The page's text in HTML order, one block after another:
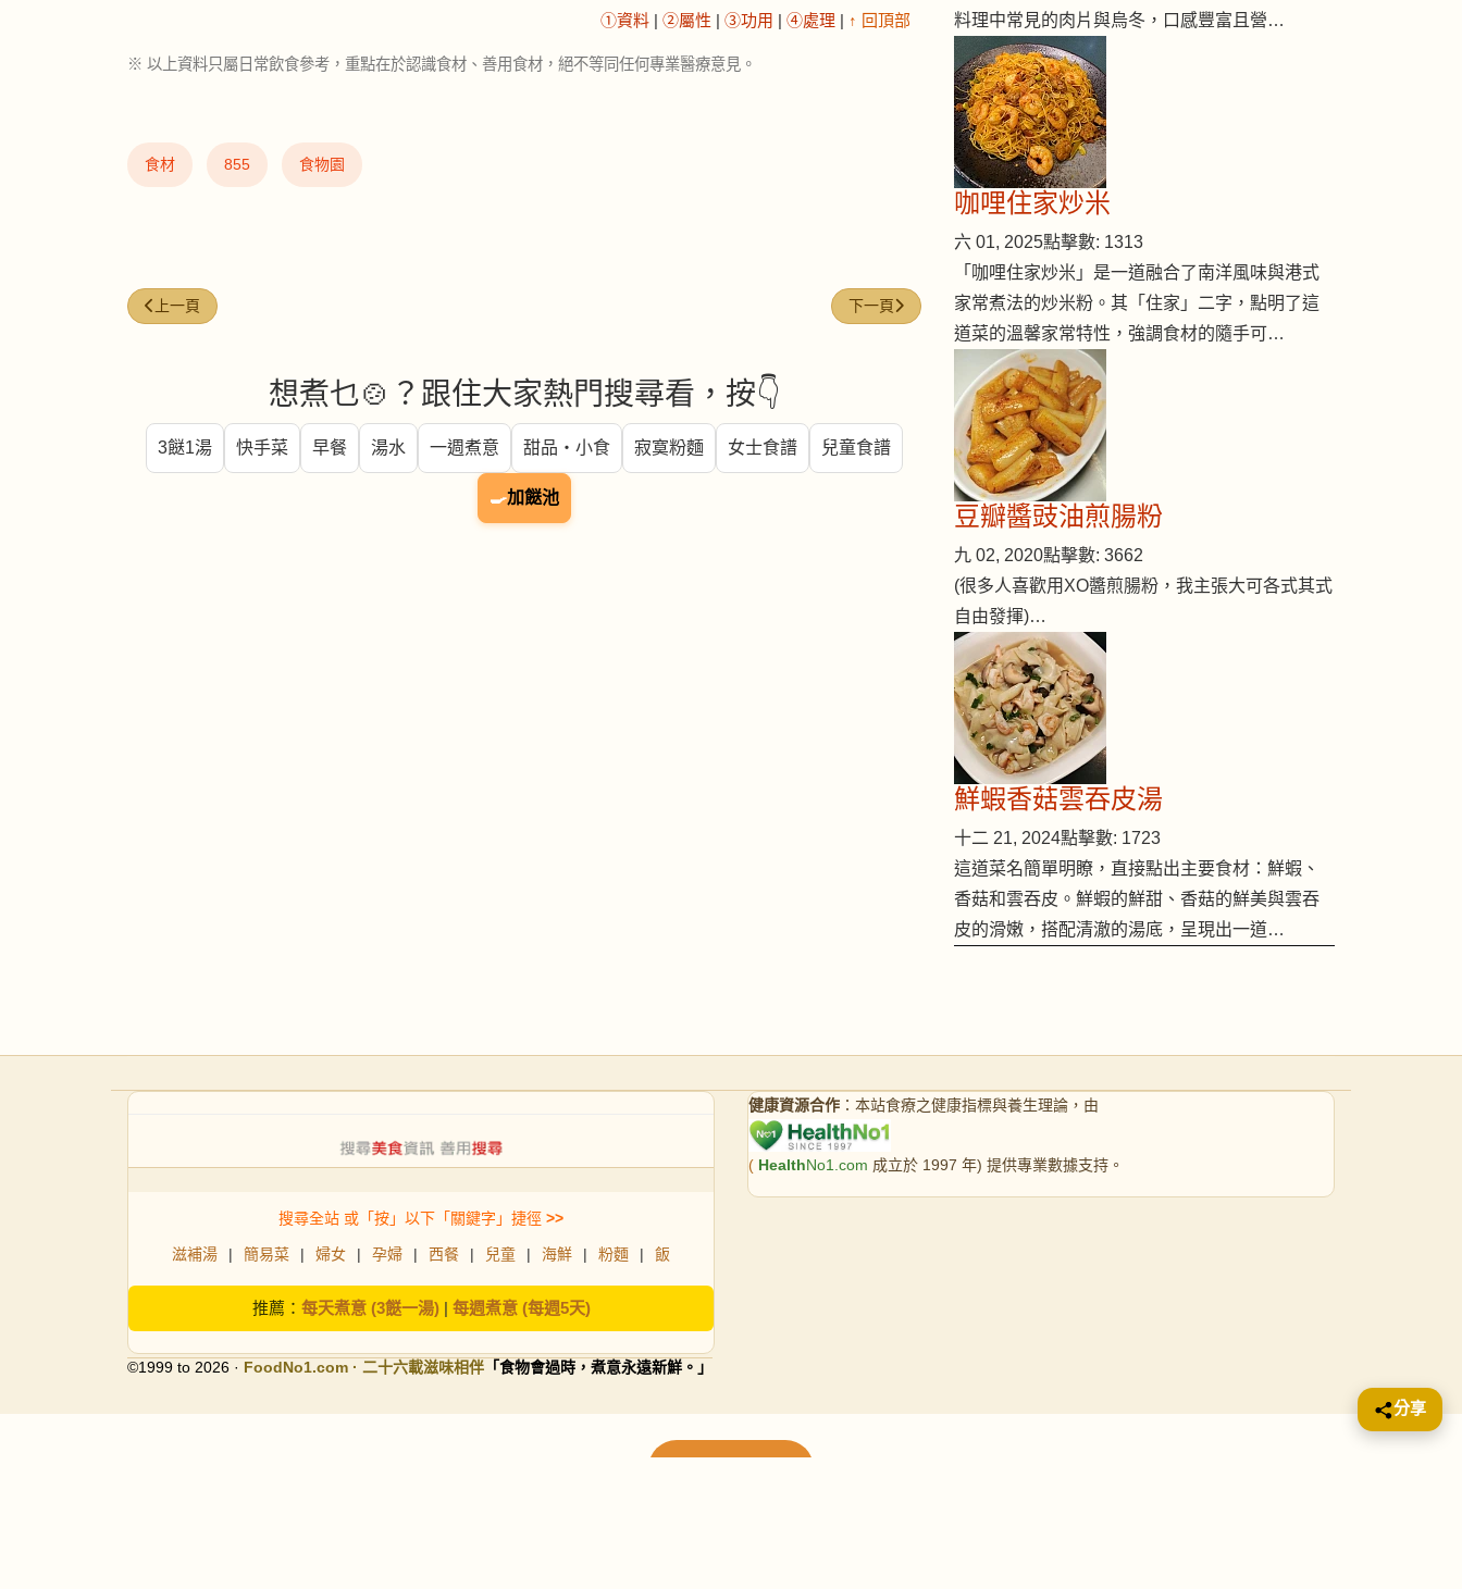
①資料 | ②屬性 | ③功用 | ④處理 | ↑ 回頂部
※ 以上資料只屬日常飲食參考，重點在於認識食材、善用食材，絕不等同任何專業醫療意見。
食材 855 食物園
上一篇文章: 孢子甘藍 (brussels-sprouts)
上一頁 下一篇文章: 芝士（乳酪） (cheese)
下一頁
想煮乜🍲？跟住大家熱門搜尋看，按👇
3餸1湯 快手菜 早餐 湯水 一週煮意 甜品・小食 寂寞粉麵 女士食譜 兒童食譜
🍳加餸池
料理中常見的肉片與烏冬，口感豐富且營…
咖哩住家炒米
六 01, 2025點擊數: 1313
「咖哩住家炒米」是一道融合了南洋風味與港式
家常煮法的炒米粉。其「住家」二字，點明了這
道菜的溫馨家常特性，強調食材的隨手可…
豆瓣醬豉油煎腸粉
九 02, 2020點擊數: 3662
(很多人喜歡用XO醬煎腸粉，我主張大可各式其式
自由發揮)…
鮮蝦香菇雲吞皮湯
十二 21, 2024點擊數: 1723
這道菜名簡單明瞭，直接點出主要食材：鮮蝦、
香菇和雲吞皮。鮮蝦的鮮甜、香菇的鮮美與雲吞
皮的滑嫩，搭配清澈的湯底，呈現出一道…
搜尋全站 或「按」以下「關鍵字」捷徑 >>
滋補湯 | 簡易菜 | 婦女 | 孕婦 | 西餐 | 兒童 | 海鮮 | 粉麵 | 飯
推薦： 每天煮意 (3餸一湯)| 每週煮意 (每週5天)
©1999 to 2026 · FoodNo1.com · 二十六載滋味相伴 「食物會過時，煮意永遠新鮮。」
健康資源合作 ：本站食療之健康指標與養生理論，由
( HealthNo1.com 成立於 1997 年) 提供專業數據支持。
分享